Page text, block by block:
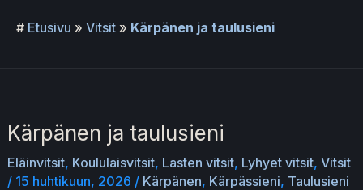
# Etusivu » Vitsit » Kärpänen ja taulusieni
Kärpänen ja taulusieni
Eläinvitsit, Koululaisvitsit, Lasten vitsit, Lyhyet vitsit, Vitsit
/ 15 huhtikuun, 2026 / Kärpänen, Kärpässieni, Taulusieni